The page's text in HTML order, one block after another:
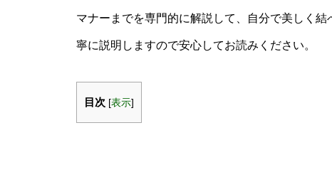
マナーまでを専門的に解説して、自分で美しく
寧に説明しますので安心してお読みください。
目次 [表示]